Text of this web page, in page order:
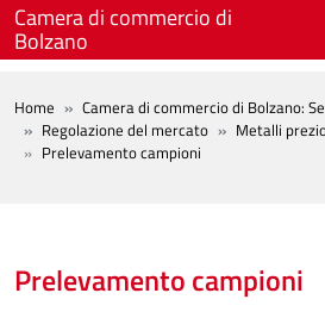
Salta al contenuto principale
Camera di commercio di
Bolzano
BREADCRUMB
Home
Camera di commercio di Bolzano:
Regolazione del mercato
Metalli
Prelevamento campioni
Prelevamento campioni